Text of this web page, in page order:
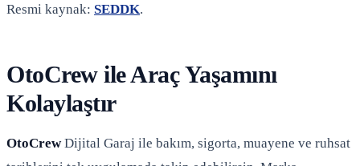
Resmi kaynak: SEDDK.
OtoCrew ile Araç Yaşamını
Kolaylaştır
OtoCrewDijital Garaj ile bakım, sigorta, muayene ve ruhsat